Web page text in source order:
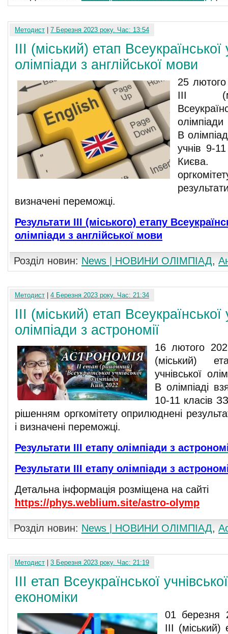
Методист 7 Березня 2023 року. Час: 13:54
III (міський) етап Всеукраїнської
олімпіади з англійської мови
25 лютого
ІІІ
В
учнів 9-
визначені переможці.
Результати ІІІ (міського) етапу
олімпіади з англійської мови
Розділ новин: News | НОВИНИ ОЛІМПІАД,
Методист 4 Березня 2023 року. Час: 21:34
III (міський) етап Всеукраїнської
олімпіади з астрономії
16 лютого
(міський)
учнівської
В олімпіаді
10-11 класів
рішенням оргкомітету оприлюднені
і визначені переможці.
Результати ІІІ етапу олімпіади з
Результати ІІІ етапу олімпіади з
Детальна інформація розміщена на сайті
https://phys.weblium.site/astro-olymp
Розділ новин: News | НОВИНИ ОЛІМПІАД,
Методист 3 Березня 2023 року. Час: 21:19
ІІІ етап Всеукраїнської
економіки
01 березня
ІІІ (міський)